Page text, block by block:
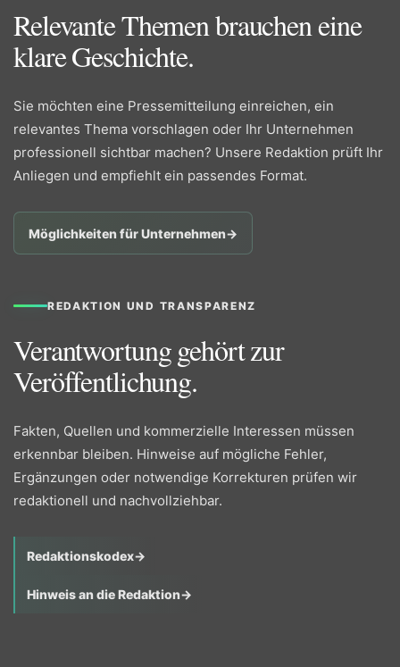
Relevante Themen brauchen eine
klare Geschichte.
Sie möchten eine Pressemitteilung einreichen, ein
relevantes Thema vorschlagen oder Ihr Unternehmen
professionell sichtbar machen? Unsere Redaktion prüft Ihr
Anliegen und empfiehlt ein passendes Format.
Möglichkeiten für Unternehmen→
REDAKTION UND TRANSPARENZ
Verantwortung gehört zur
Veröffentlichung.
Fakten, Quellen und kommerzielle Interessen müssen
erkennbar bleiben. Hinweise auf mögliche Fehler,
Ergänzungen oder notwendige Korrekturen prüfen wir
redaktionell und nachvollziehbar.
Redaktionskodex→
Hinweis an die Redaktion→